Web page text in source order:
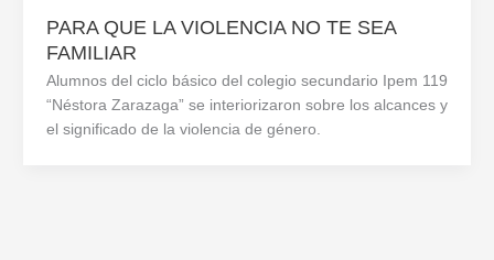
PARA QUE LA VIOLENCIA NO TE SEA
FAMILIAR
Alumnos del ciclo básico del colegio secundario Ipem 119
“Néstora Zarazaga” se interiorizaron sobre los alcances y
el significado de la violencia de género.